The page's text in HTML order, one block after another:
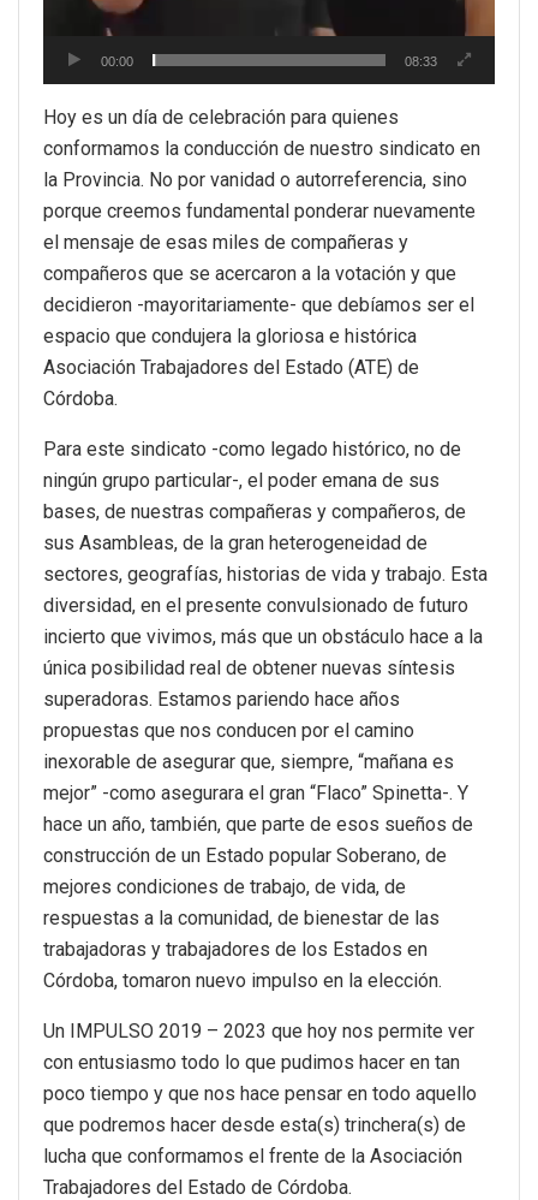
00:00 08:33
Hoy es un día de celebración para quienes
conformamos la conducción de nuestro sindicato en
la Provincia. No por vanidad o autorreferencia, sino
porque creemos fundamental ponderar nuevamente
el mensaje de esas miles de compañeras y
compañeros que se acercaron a la votación y que
decidieron -mayoritariamente- que debíamos ser el
espacio que condujera la gloriosa e histórica
Asociación Trabajadores del Estado (ATE) de
Córdoba.
Para este sindicato -como legado histórico, no de
ningún grupo particular-, el poder emana de sus
bases, de nuestras compañeras y compañeros, de
sus Asambleas, de la gran heterogeneidad de
sectores, geografías, historias de vida y trabajo. Esta
diversidad, en el presente convulsionado de futuro
incierto que vivimos, más que un obstáculo hace a la
única posibilidad real de obtener nuevas síntesis
superadoras. Estamos pariendo hace años
propuestas que nos conducen por el camino
inexorable de asegurar que, siempre, “mañana es
mejor” -como asegurara el gran “Flaco” Spinetta-. Y
hace un año, también, que parte de esos sueños de
construcción de un Estado popular Soberano, de
mejores condiciones de trabajo, de vida, de
respuestas a la comunidad, de bienestar de las
trabajadoras y trabajadores de los Estados en
Córdoba, tomaron nuevo impulso en la elección.
Un IMPULSO 2019 – 2023 que hoy nos permite ver
con entusiasmo todo lo que pudimos hacer en tan
poco tiempo y que nos hace pensar en todo aquello
que podremos hacer desde esta(s) trinchera(s) de
lucha que conformamos el frente de la Asociación
Trabajadores del Estado de Córdoba.